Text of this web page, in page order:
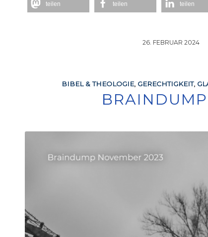
teilen teilen teilen
26. FEBRUAR 2024
/
BIBEL & THEOLOGIE, GERECHTIGKEIT,